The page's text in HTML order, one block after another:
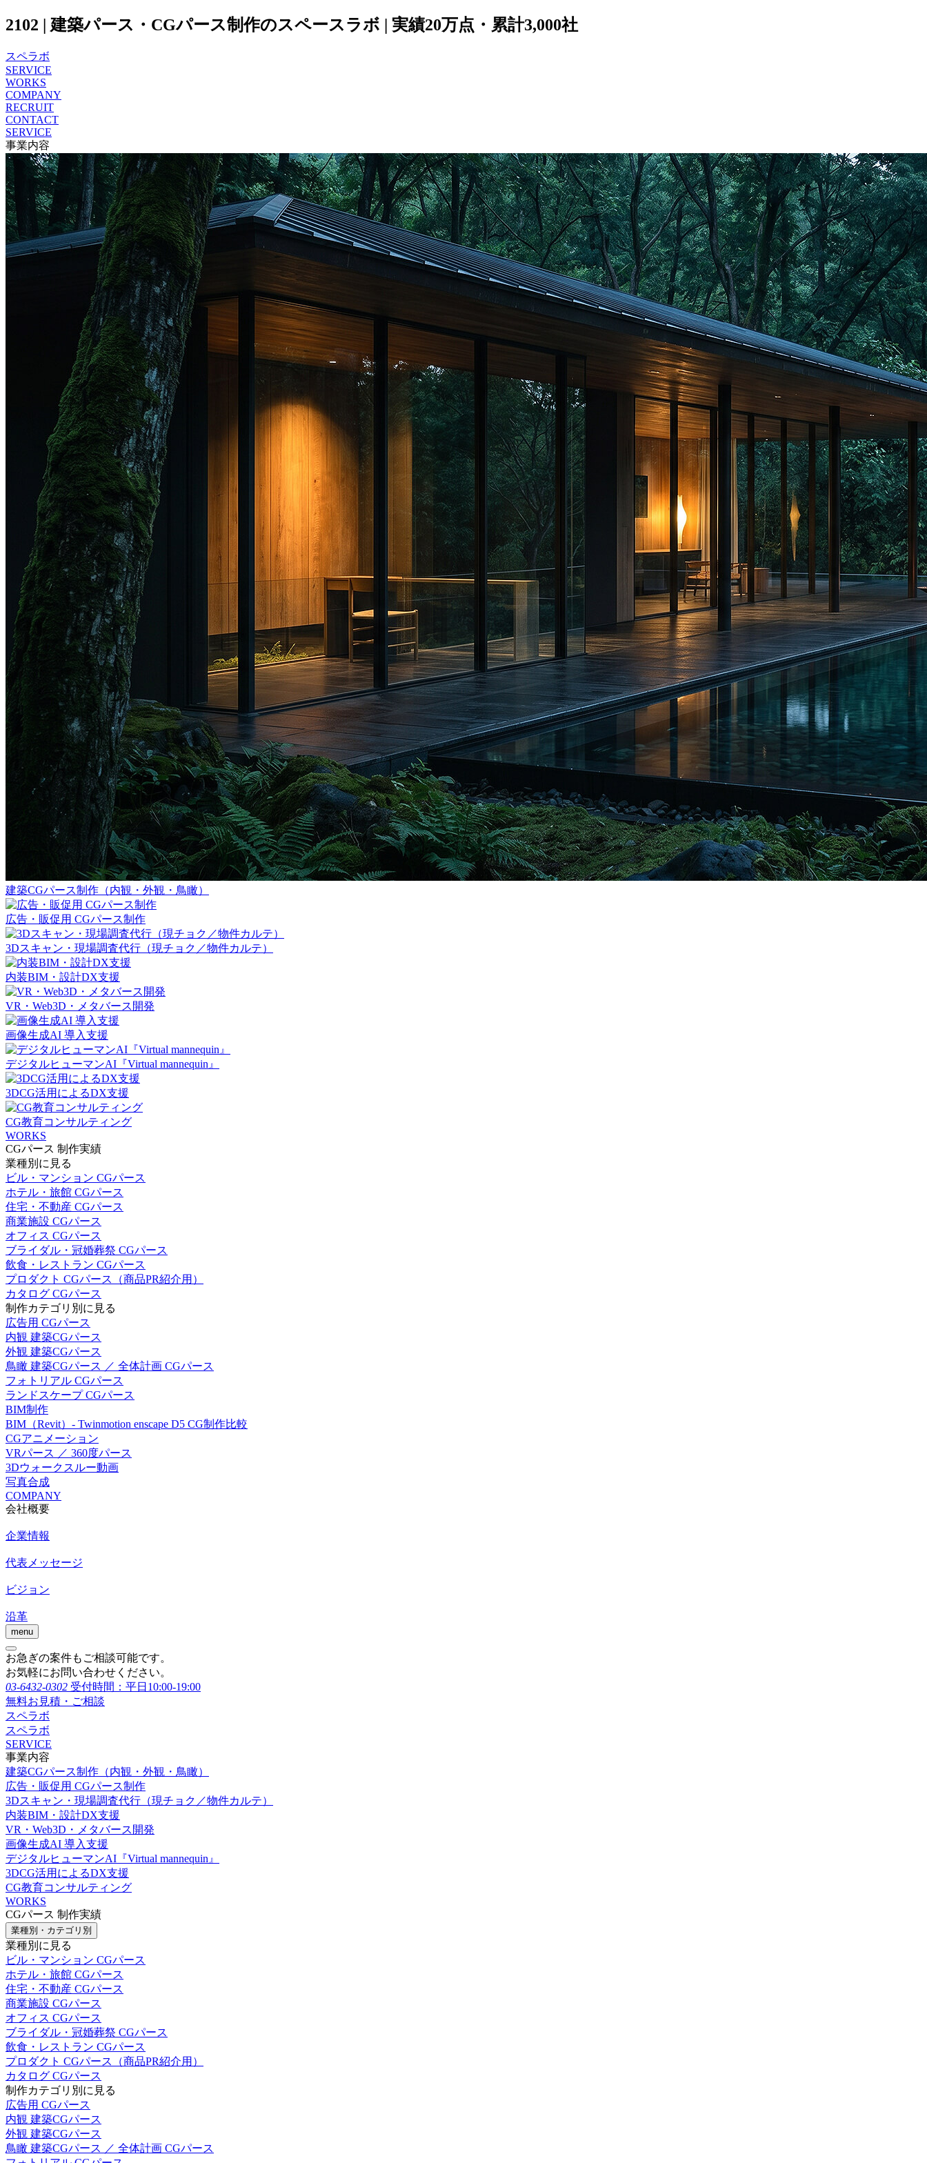
2102 | 建築パース・CGパース制作のスペースラボ | 実績20万点・累計3,000社
スペラボ
SERVICE
WORKS
COMPANY
RECRUIT
CONTACT
SERVICE
事業内容
建築CGパース制作（内観・外観・鳥瞰）
広告・販促用 CGパース制作
3Dスキャン・現場調査代行（現チョク／物件カルテ）
内装BIM・設計DX支援
VR・Web3D・メタバース開発
画像生成AI 導入支援
デジタルヒューマンAI『Virtual mannequin』
3DCG活用によるDX支援
CG教育コンサルティング
WORKS
CGパース 制作実績
業種別に見る
ビル・マンション CGパース
ホテル・旅館 CGパース
住宅・不動産 CGパース
商業施設 CGパース
オフィス CGパース
ブライダル・冠婚葬祭 CGパース
飲食・レストラン CGパース
プロダクト CGパース（商品PR紹介用）
カタログ CGパース
制作カテゴリ別に見る
広告用 CGパース
内観 建築CGパース
外観 建築CGパース
鳥瞰 建築CGパース ／ 全体計画 CGパース
フォトリアル CGパース
ランドスケープ CGパース
BIM制作
BIM（Revit）- Twinmotion enscape D5 CG制作比較
CGアニメーション
VRパース ／ 360度パース
3Dウォークスルー動画
写真合成
COMPANY
会社概要
企業情報
代表メッセージ
ビジョン
沿革
menu
お急ぎの案件もご相談可能です。
お気軽にお問い合わせください。
03-6432-0302 受付時間：平日10:00-19:00
無料お見積・ご相談
スペラボ
スペラボ
SERVICE
事業内容
建築CGパース制作（内観・外観・鳥瞰）
広告・販促用 CGパース制作
3Dスキャン・現場調査代行（現チョク／物件カルテ）
内装BIM・設計DX支援
VR・Web3D・メタバース開発
画像生成AI 導入支援
デジタルヒューマンAI『Virtual mannequin』
3DCG活用によるDX支援
CG教育コンサルティング
WORKS
CGパース 制作実績
業種別・カテゴリ別
業種別に見る
ビル・マンション CGパース
ホテル・旅館 CGパース
住宅・不動産 CGパース
商業施設 CGパース
オフィス CGパース
ブライダル・冠婚葬祭 CGパース
飲食・レストラン CGパース
プロダクト CGパース（商品PR紹介用）
カタログ CGパース
制作カテゴリ別に見る
広告用 CGパース
内観 建築CGパース
外観 建築CGパース
鳥瞰 建築CGパース ／ 全体計画 CGパース